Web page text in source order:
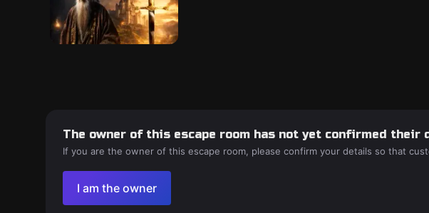
The owner of this escape room has not yet confirmed their
If you are the owner of this escape room, please confirm your details so that
I am the owner